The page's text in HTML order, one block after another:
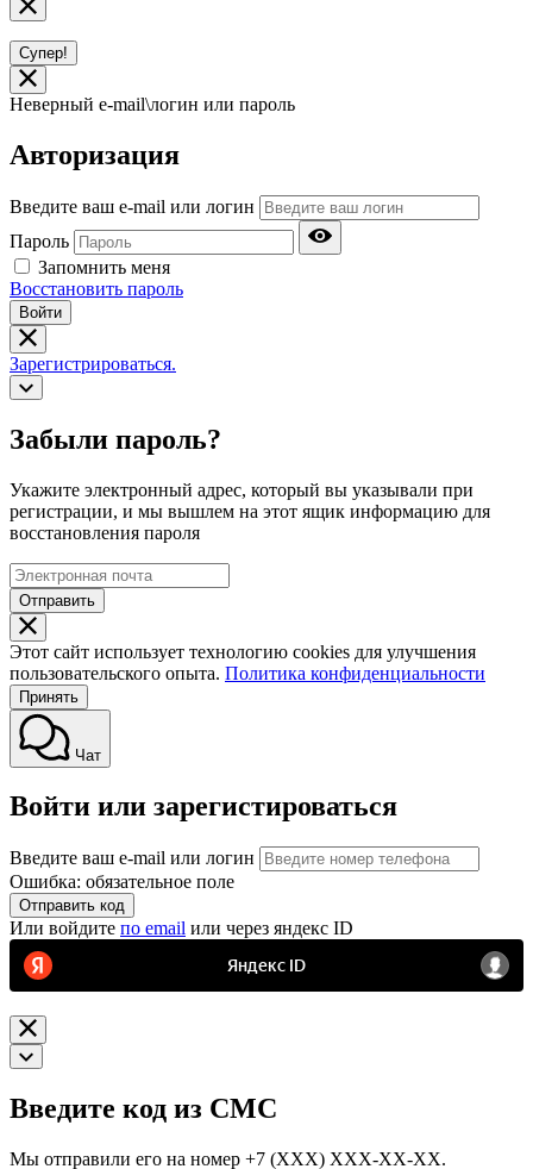
Супер!
Неверный e-mail\логин или пароль
Авторизация
Введите ваш e-mail или логин
Пароль
Запомнить меня
Восстановить пароль
Войти
Зарегистрироваться.
Забыли пароль?
Укажите электронный адрес, который вы указывали при
регистрации, и мы вышлем на этот ящик информацию для
восстановления пароля
Отправить
Этот сайт использует технологию cookies для улучшения
пользовательского опыта. Политика конфиденциальности
Принять
Чат
Войти или зарегистироваться
Введите ваш e-mail или логин
Ошибка: обязательное поле
Отправить код
Или войдите по email или через яндекс ID
Введите код из СМС
Мы отправили его на номер +7 (ХХХ) ХХХ-ХХ-ХХ.